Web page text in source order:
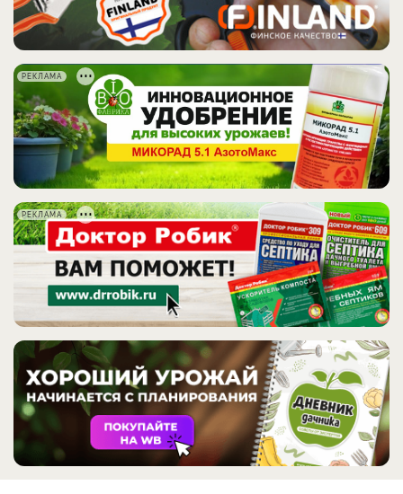
РЕКЛАМА
РЕКЛАМА